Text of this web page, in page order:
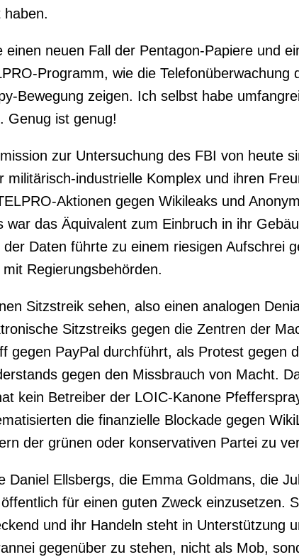
haben.
einen neuen Fall der Pentagon-Papiere und
Programm, wie die
Bewegung zeigen. Ich selbst habe
Genug ist genug!
zur Untersuchung des FBI von heute
militärisch-industrielle Komplex und ihren
Aktionen gegen Wikileaks und
war das Äquivalent zum Einbruch in ihr
Daten führte zu einem riesigen Aufschrei
Regierungsbehörden.
Sitzstreik sehen, also einen analogen
Sitzstreiks gegen die Zentren der
gegen PayPal durchführt, als Protest gegen
gegen den Missbrauch von Macht.
kein Betreiber der LOIC-Kanone
die finanzielle Blockade gegen
der grünen oder konservativen Partei zu
Daniel Ellsbergs, die Emma Goldmans, die
für einen guten Zweck einzusetzen.
und ihr Handeln steht in Unterstützung
gegenüber zu stehen, nicht als Mob,